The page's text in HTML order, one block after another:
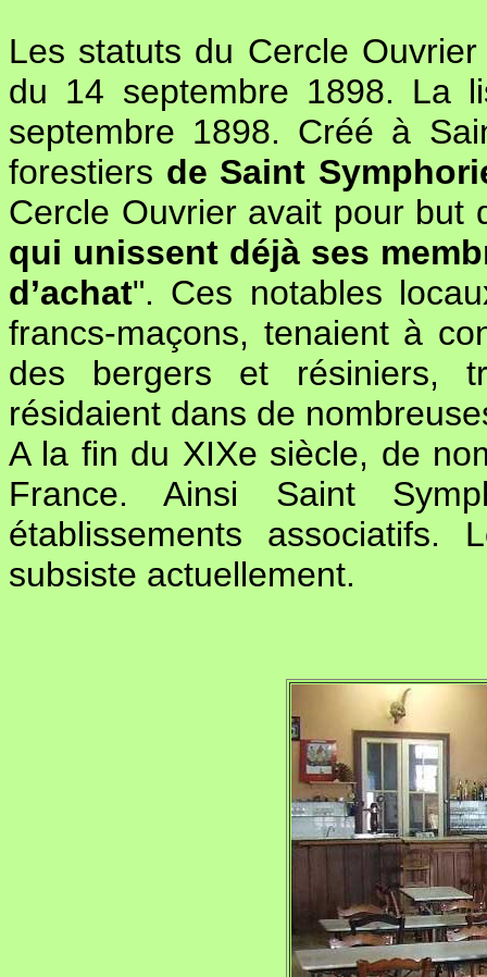
Les statuts du Cercle
du 14 septembre 1898. La
septembre 1898. Créé à
forestiers de Saint
Cercle Ouvrier avait pour but
qui unissent déjà ses
d’achat". Ces notables
francs-maçons, tenaient à
des bergers et résiniers,
résidaient dans de
A la fin du XIXe siècle, de
France. Ainsi Saint
établissements
subsiste actuellement.